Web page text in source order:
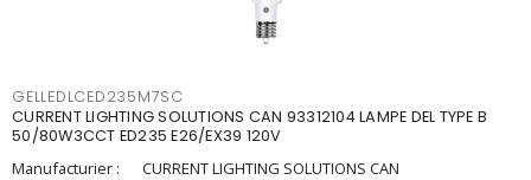
GELLEDLCED235M7SC
CURRENT LIGHTING SOLUTIONS CAN 93312104 LAMPE DEL TYPE B
50/80W3CCT ED235 E26/EX39 120V
Manufacturier :
CURRENT LIGHTING SOLUTIONS CAN